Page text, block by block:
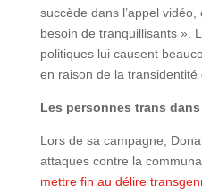
succède dans l’appel vidéo,
besoin de tranquillisants ».
politiques lui causent
en raison de la transidentité
Les personnes trans
Lors de sa campagne,
attaques contre la
mettre fin au délire